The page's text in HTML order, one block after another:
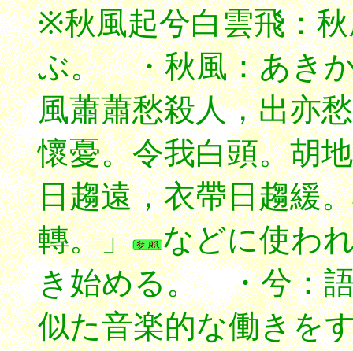
※秋風起兮白雲飛：
ぶ。 ・秋風：あき
風蕭蕭愁殺人，出亦
懷憂。令我白頭。胡
日趨遠，衣帶日趨緩
轉。」
などに使わ
き始める。 ・兮：
似た音楽的な働きを